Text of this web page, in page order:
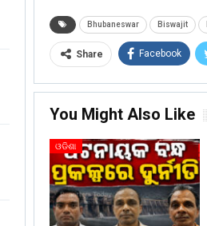
Bhubaneswar Biswajit
Share Facebook
You Might Also Like
ଓଡିଶା